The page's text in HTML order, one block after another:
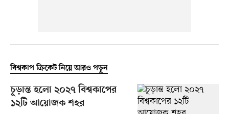
বিশ্বকাপ ক্রিকেট নিয়ে আরও পড়ুন
চূড়ান্ত হলো ২০২৭ বিশ্বকাপের
১২টি আয়োজক শহর